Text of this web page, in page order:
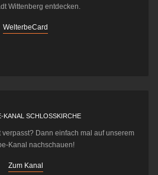
Wittenberg entdecken.
WelterbeCard
KANAL SCHLOSSKIRCHE
verpasst? Dann einfach mal auf unserem
Kanal nachschauen!
Zum Kanal